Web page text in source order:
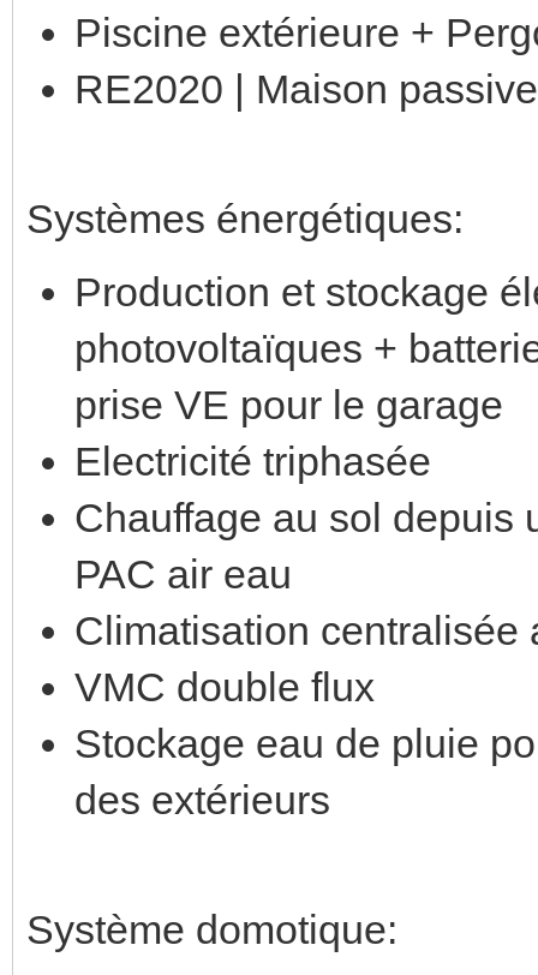
Piscine extérieure +
RE2020 | Maison passive
Systèmes énergétiques:
Production et stockage
photovoltaïques +
prise VE pour le garage
Electricité triphasée
Chauffage au sol depuis
PAC air eau
Climatisation centralisée
VMC double flux
Stockage eau de pluie
des extérieurs
Système domotique: